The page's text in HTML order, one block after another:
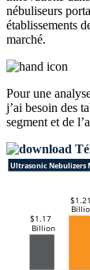
nébuliseurs
établissements
marché.
Pour une
j’ai besoin des
segment et de